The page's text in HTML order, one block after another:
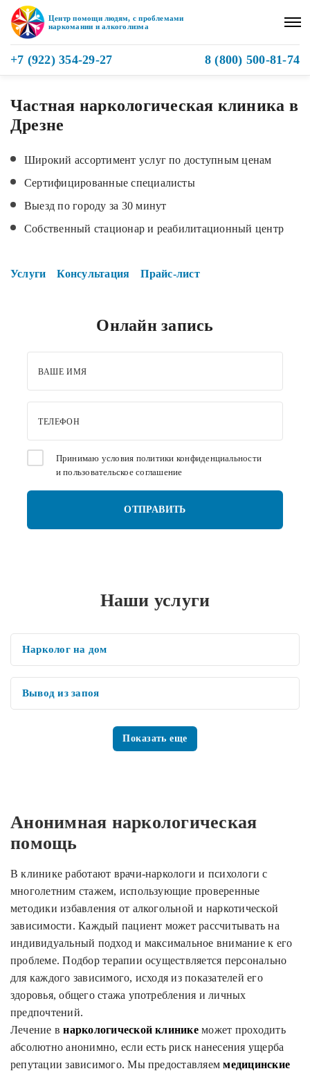
Центр помощи людям, с проблемами
наркомании и алкоголизма
+7 (922) 354-29-27 8 (800) 500-81-74
Частная наркологическая клиника в
Дрезне
Широкий ассортимент услуг по доступным ценам
Сертифицированные специалисты
Выезд по городу за 30 минут
Собственный стационар и реабилитационный центр
Услуги Консультация Прайс-лист
Онлайн запись
ВАШЕ ИМЯ
ТЕЛЕФОН
Принимаю условия политики конфиденциальности
ипользовательское соглашение
Наши услуги
Нарколог на дом
Вывод из запоя
Показать еще
Анонимная наркологическая
помощь
В клинике работают врачи-наркологи и психологи с
многолетним стажем, использующие проверенные
методики избавления от алкогольной и наркотической
зависимости. Каждый пациент может рассчитывать на
индивидуальный подход и максимальное внимание к его
проблеме. Подбор терапии осуществляется персонально
для каждого зависимого, исходя из показателей его
здоровья, общего стажа употребления и личных
предпочтений.
Лечение внаркологической клиникеможет проходить
абсолютно анонимно, если есть риск нанесения ущерба
репутации зависимого. Мы предоставляеммедицинские